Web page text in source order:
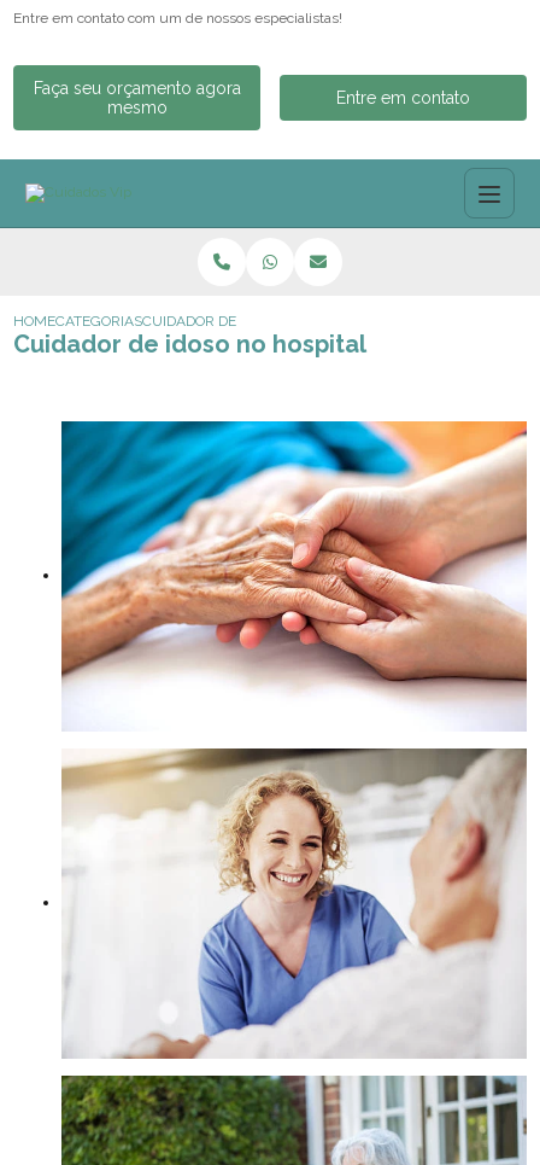
Entre em contato com um de nossos especialistas!
Faça seu orçamento agora
mesmo
Entre em contato
HOMECATEGORIASCUIDADOR DE IDOSO NO HOSPITAL
Cuidador de idoso no hospital